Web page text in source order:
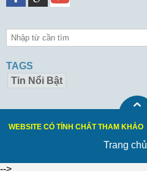
TAGS
Tin Nổi Bật
WEBSITE CÓ TÍNH CHẤT THAM KHẢO
Trang chủ
-->